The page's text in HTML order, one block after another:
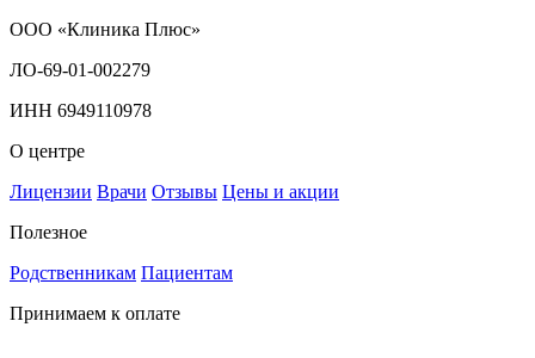
ООО «Клиника Плюс»
ЛО-69-01-002279
ИНН 6949110978
О центре
Лицензии Врачи Отзывы Цены и акции
Полезное
Родственникам Пациентам
Принимаем к оплате